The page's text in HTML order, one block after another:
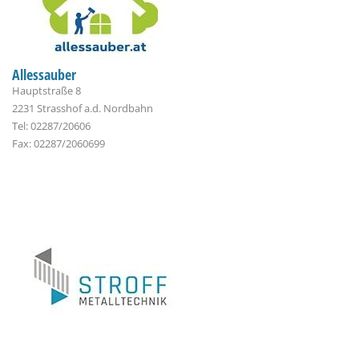
Allessauber
Hauptstraße 8
2231 Strasshof a.d. Nordbahn
Tel: 02287/20606
Fax: 02287/2060699